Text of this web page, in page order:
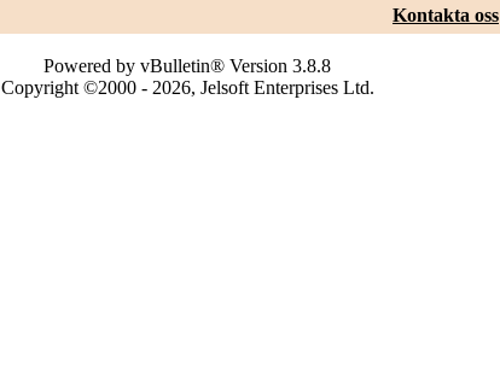
Kontakta oss
Powered by vBulletin® Version 3.8.8
Copyright ©2000 - 2026, Jelsoft Enterprises Ltd.